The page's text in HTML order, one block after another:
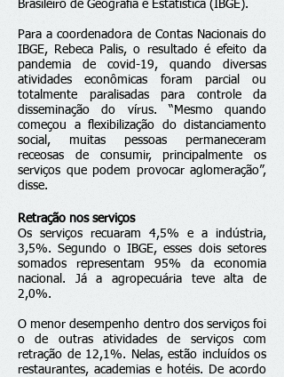
Brasileiro de Geografia e Estatística (IBGE).
Para a coordenadora de Contas Nacionais do
IBGE, Rebeca Palis, o resultado é efeito da
pandemia de covid-19, quando diversas
atividades econômicas foram parcial ou
totalmente paralisadas para controle da
disseminação do vírus. “Mesmo quando
começou a flexibilização do distanciamento
social, muitas pessoas permaneceram
receosas de consumir, principalmente os
serviços que podem provocar aglomeração”,
disse.
Retração nos serviços
Os serviços recuaram 4,5% e a indústria,
3,5%. Segundo o IBGE, esses dois setores
somados representam 95% da economia
nacional. Já a agropecuária teve alta de
2,0%.
O menor desempenho dentro dos serviços foi
o de outras atividades de serviços com
retração de 12,1%. Nelas, estão incluídos os
restaurantes, academias e hotéis. De acordo